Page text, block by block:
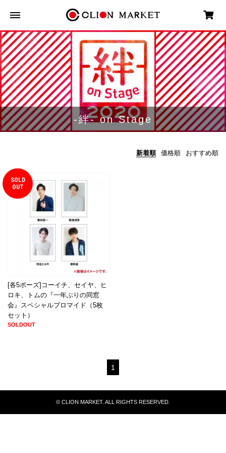
-絆- on Stage
新着順 価格順 おすすめ順
SOLD
OUT
[各5ポーズ]コーイチ、セイヤ、ヒ
ロキ、トムの『一年ぶりの同窓
会』スペシャルブロマイド（5枚
セット）
SOLDOUT
1
© CLION MARKET. ALL RIGHTS RESERVED.